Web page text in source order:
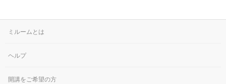
け方もわかってきたとの
こと！…それがわかれば
たというのは、とてもわ
ミルームとは
ヘルプ
開講をご希望の方